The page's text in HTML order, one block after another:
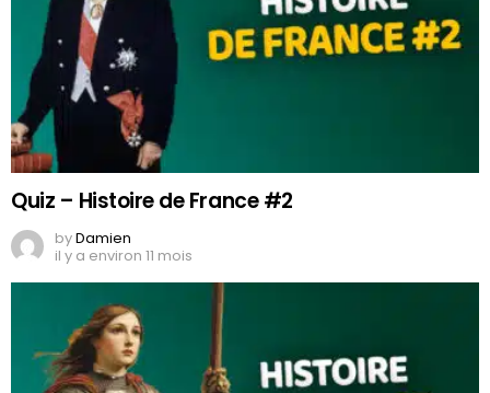
Quiz – Histoire de France #2
byDamien
il y a environ 11 mois